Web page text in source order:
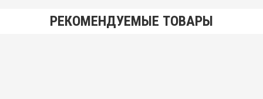
РЕКОМЕНДУЕМЫЕ ТОВАРЫ